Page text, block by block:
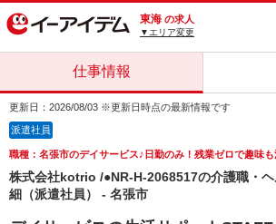
東海 の求人
▼エリア変更
仕事情報
更新日：2026/08/03 ※更新日時点の最新情報です
派遣社員
職種：名張市のデイサービス♪日勤のみ！残業ゼロで趣味も
株式会社kotrio /●NR-H-2068517の介護職・
細（派遣社員） - 名張市